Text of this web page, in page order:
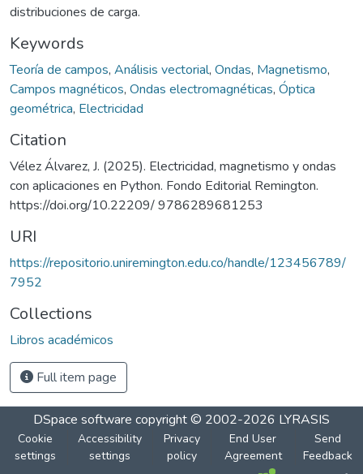
distribuciones de carga.
Keywords
Teoría de campos, Análisis vectorial, Ondas, Magnetismo,
Campos magnéticos, Ondas electromagnéticas, Óptica
geométrica, Electricidad
Citation
Vélez Álvarez, J. (2025). Electricidad, magnetismo y ondas
con aplicaciones en Python. Fondo Editorial Remington.
https://doi.org/10.22209/ 9786289681253
URI
https://repositorio.uniremington.edu.co/handle/123456789/
7952
Collections
Libros académicos
Full item page
DSpace software copyright © 2002-2026 LYRASIS
Cookie
settings
Accessibility
settings
Privacy
policy
End User
Agreement
Send
Feedback